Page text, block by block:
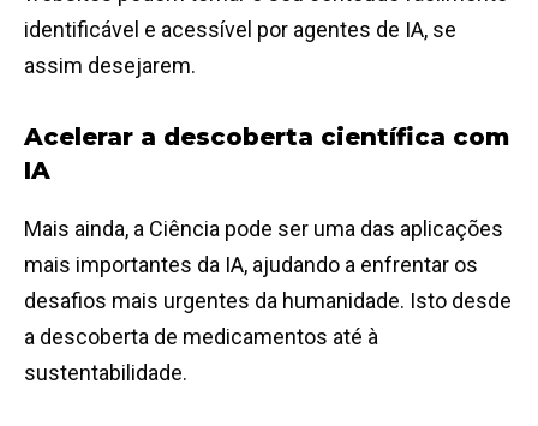
identificável e acessível por agentes de IA, se
assim desejarem.
Acelerar a descoberta científica com
IA
Mais ainda, a Ciência pode ser uma das aplicações
mais importantes da IA, ajudando a enfrentar os
desafios mais urgentes da humanidade. Isto desde
a descoberta de medicamentos até à
sustentabilidade.